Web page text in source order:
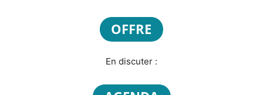
En discuter :